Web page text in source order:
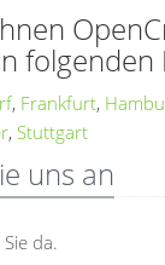
folgenden
, Frankfurt,
, Stuttgart
uns an
da.